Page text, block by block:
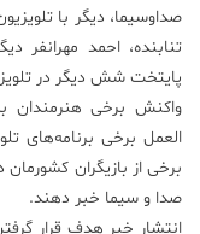
صداوسیما، دیگر با
تنابنده، احمد مهرانفر
پایتخت شش دیگر در
واکنش برخی هنرمندان
العمل برخی برنامه‌های
برخی از بازیگران
صدا و سیما خبر دهند.
انتشار خبر هدف قرار